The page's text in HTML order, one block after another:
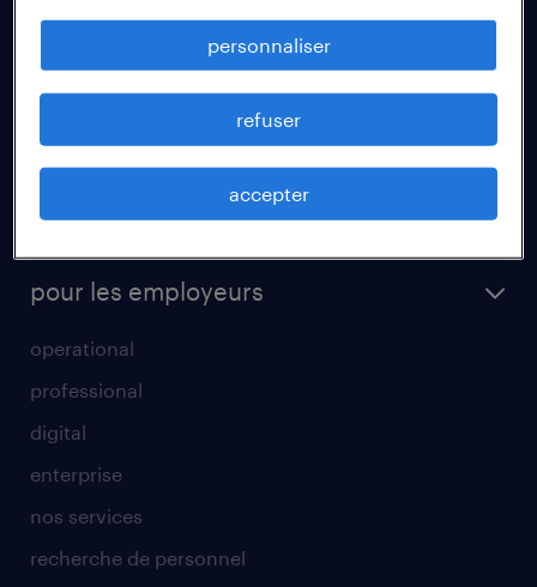
fiches métiers
votre lettre de motivation
réussir son entretien d’embauche
tout savoir sur l'intérim
pour les employeurs
operational
professional
digital
enterprise
nos services
recherche de personnel
personnaliser
refuser
accepter